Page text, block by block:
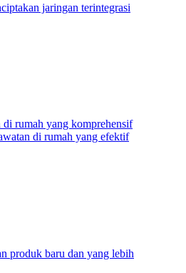
jaringan terintegrasi
di rumah yang komprehensif
di rumah yang efektif
produk baru dan yang lebih